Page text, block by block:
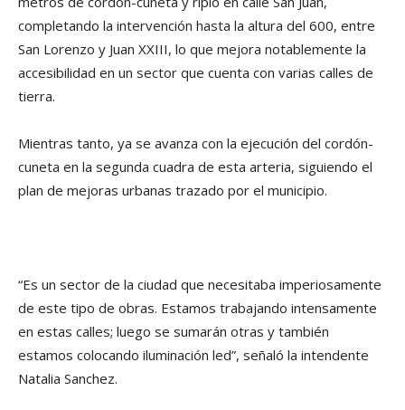
completando la intervención hasta la altura del 600, entre
San Lorenzo y Juan XXIII, lo que mejora notablemente la
accesibilidad en un sector que cuenta con varias calles de
tierra.
Mientras tanto, ya se avanza con la ejecución del cordón-
cuneta en la segunda cuadra de esta arteria, siguiendo el
plan de mejoras urbanas trazado por el municipio.
“Es un sector de la ciudad que necesitaba imperiosamente
de este tipo de obras. Estamos trabajando intensamente
en estas calles; luego se sumarán otras y también
estamos colocando iluminación led”, señaló la intendente
Natalia Sanchez.